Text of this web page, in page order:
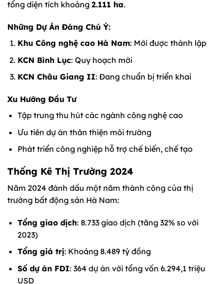
tổng diện tích khoảng 2.111 ha.
Những Dự Án Đáng Chú Ý:
Khu Công nghệ cao Hà Nam: Mới được thành lập
KCN Bình Lục: Quy hoạch mới
KCN Châu Giang II: Đang chuẩn bị triển khai
Xu Hướng Đầu Tư
Tập trung thu hút các ngành công nghệ cao
Ưu tiên dự án thân thiện môi trường
Phát triển công nghiệp hỗ trợ chế biến, chế tạo
Thống Kê Thị Trường 2024
Năm 2024 đánh dấu một năm thành công của thị
trường bất động sản Hà Nam:
Tổng giao dịch: 8.733 giao dịch (tăng 32% so với
2023)
Tổng giá trị: Khoảng 8.489 tỷ đồng
Số dự án FDI: 364 dự án với tổng vốn 6.294,1 triệu
USD